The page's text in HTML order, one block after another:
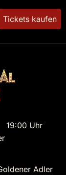
Tickets kaufen
19:00 Uhr
Adler